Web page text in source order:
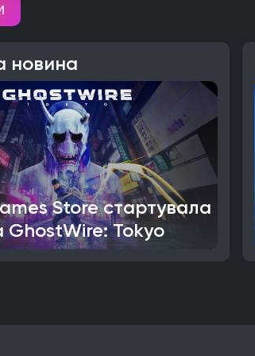
новина
Store стартувала
GhostWire: Tokyo